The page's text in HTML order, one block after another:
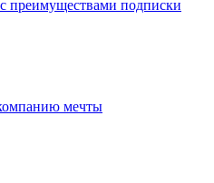
преимуществами подписки
мечты